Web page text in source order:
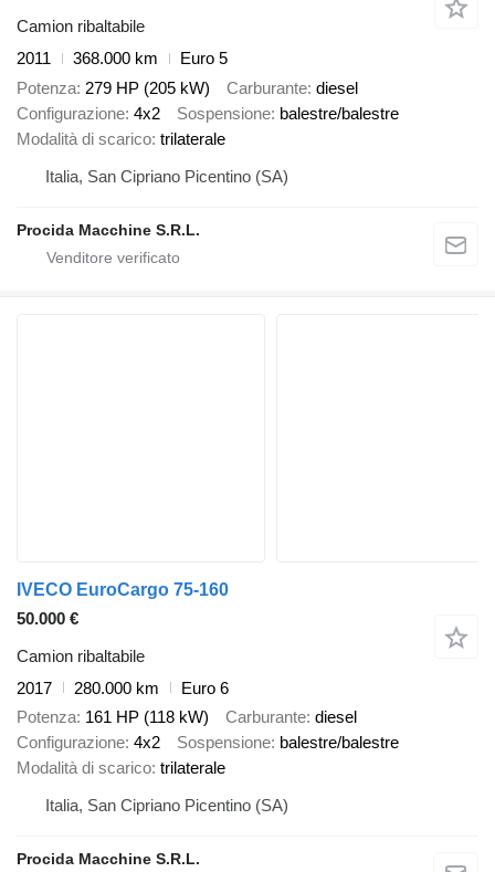
Camion ribaltabile
2011
368.000 km
Euro 5
Potenza 279 HP (205 kW) Carburante diesel
Configurazione 4x2 Sospensione balestre/balestre
Modalità di scarico trilaterale
Italia, San Cipriano Picentino (SA)
Procida Macchine S.R.L.
IVECO EuroCargo 75-160
50.000 €
Camion ribaltabile
2017
280.000 km
Euro 6
Potenza 161 HP (118 kW) Carburante diesel
Configurazione 4x2 Sospensione balestre/balestre
Modalità di scarico trilaterale
Italia, San Cipriano Picentino (SA)
Procida Macchine S.R.L.